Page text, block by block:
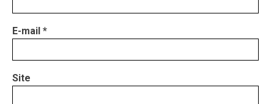
E-mail *
Site